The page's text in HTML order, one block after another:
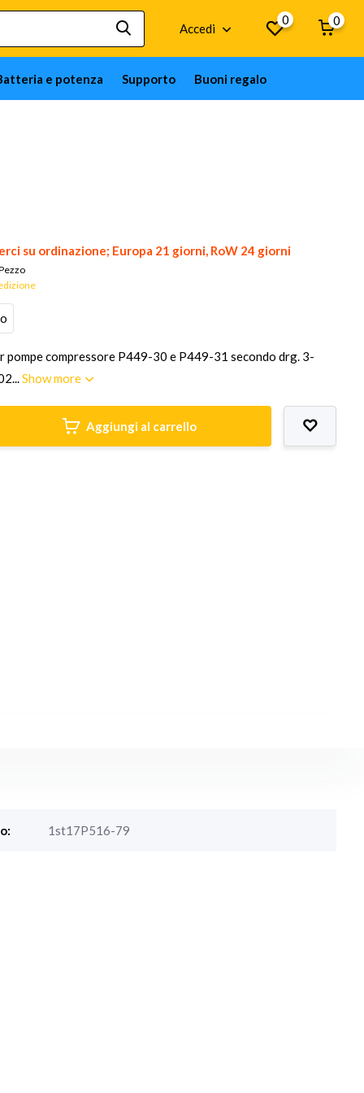
Accedi
0 0
e potenza Supporto Buoni regalo
su ordinazione; Europa 21 giorni, RoW 24 giorni
pompe compressore P449-30 e P449-31 secondo drg. 3-
Show more
Aggiungi al carrello
1st17P516-79